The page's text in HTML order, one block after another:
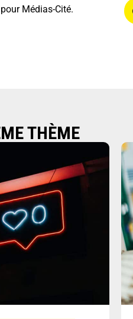
Médias-Cité.
THÈME